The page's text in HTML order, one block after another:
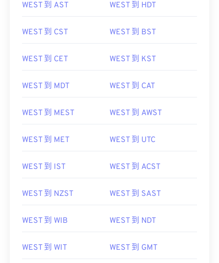
WEST 到 AST WEST 到 HDT
WEST 到 CST WEST 到 BST
WEST 到 CET WEST 到 KST
WEST 到 MDT WEST 到 CAT
WEST 到 MEST WEST 到 AWST
WEST 到 MET WEST 到 UTC
WEST 到 IST WEST 到 ACST
WEST 到 NZST WEST 到 SAST
WEST 到 WIB WEST 到 NDT
WEST 到 WIT WEST 到 GMT